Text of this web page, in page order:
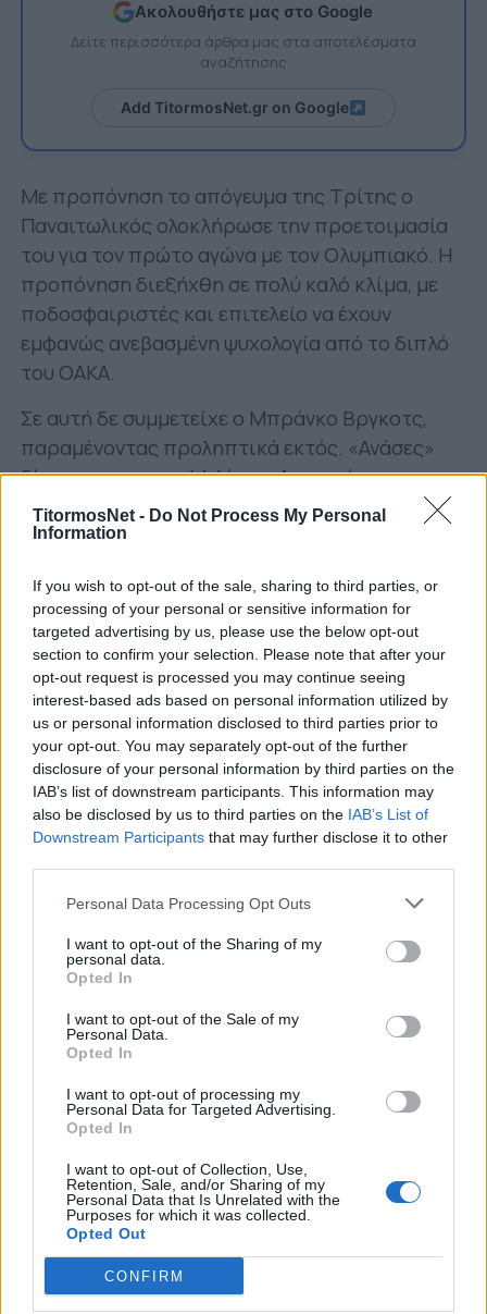
TitormosNet - Do Not Process My Personal
Information
If you wish to opt-out of the sale, sharing to third parties, or
processing of your personal or sensitive information for
targeted advertising by us, please use the below opt-out
section to confirm your selection. Please note that after your
opt-out request is processed you may continue seeing
interest-based ads based on personal information utilized by
us or personal information disclosed to third parties prior to
your opt-out. You may separately opt-out of the further
disclosure of your personal information by third parties on the
IAB’s list of downstream participants. This information may
also be disclosed by us to third parties on the IAB’s List of
Downstream Participants that may further disclose it to other
Personal Data Processing Opt Outs
I want to opt-out of the Sharing of my
personal data.
Opted In
I want to opt-out of the Sale of my
Personal Data.
Opted In
I want to opt-out of processing my
Personal Data for Targeted Advertising.
Opted In
I want to opt-out of Collection, Use,
Retention, Sale, and/or Sharing of my
Personal Data that Is Unrelated with the
Purposes for which it was collected.
Opted Out
CONFIRM
Ακολουθήστε μας στο Google
Δείτε περισσότερα άρθρα μας στα αποτελέσματα
αναζήτησης
Add TitormosNet.gr on Google
Με προπόνηση το απόγευμα της Τρίτης ο
Παναιτωλικός ολοκλήρωσε την προετοιμασία
του για τον πρώτο αγώνα με τον Ολυμπιακό. Η
προπόνηση διεξήχθη σε πολύ καλό κλίμα, με
ποδοσφαιριστές και επιτελείο να έχουν
εμφανώς ανεβασμένη ψυχολογία από το διπλό
του ΟΑΚΑ.
Σε αυτή δε συμμετείχε ο Μπράνκο Βργκοτς,
παραμένοντας προληπτικά εκτός. «Ανάσες»
δίνονται και στον Μελίσσα. Ατομικά
γυμνάστηκαν οι Ντίαζ, Λιάβας.
ανακοίνωσε την αποστολή, η οποία
αποτελείται από εξής ποδοσφαιριστές:
Αποστολάκης, Χουχούμης, Αντούνες, Καρέλης,
Λούι, Βέργος, Μπαρμπόσα, Κορνέλιους,
Ντουάρτε, Μάρτενσον, Μπελεβώνης, Φλόρες,
Περέιρα, Μόρσεϊ, Παρδαλός, Μεντόσα,
Τσιγγάρας, Μπακαδήμας, Μαλής, Ανέστης.
*Η φωτογραφία από τη σημερινή προπόνηση